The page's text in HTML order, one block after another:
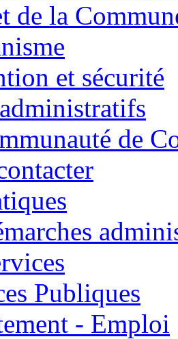
de la
et sécurité
de
Publiques
- Emploi